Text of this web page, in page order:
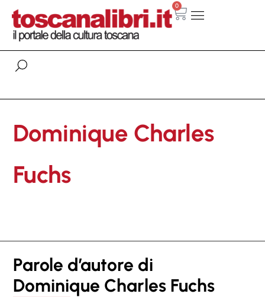
0
Dominique Charles
Fuchs
Parole d’autore di
Dominique Charles Fuchs